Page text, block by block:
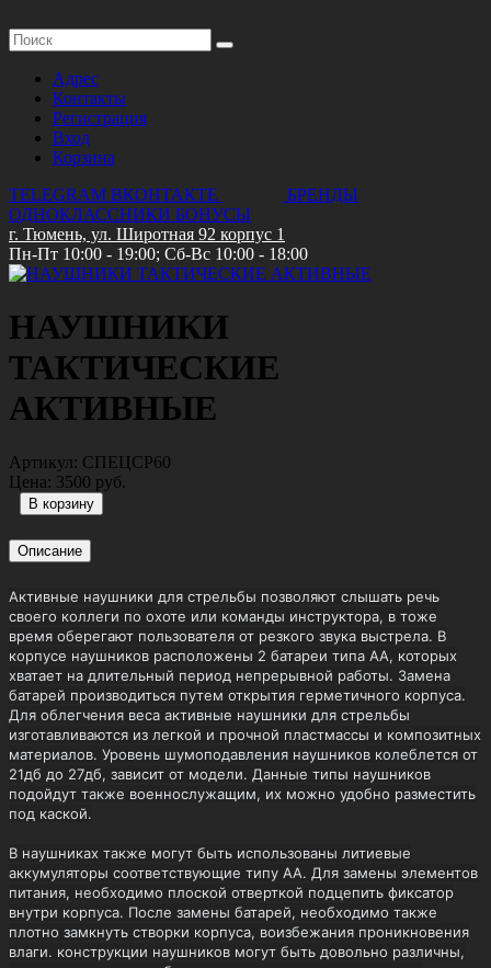
Адрес
Контакты
Регистрация
Вход
Корзина
TELEGRAM ВКОНТАКТЕ
БРЕНДЫ ОДНОКЛАССНИКИ БОНУСЫ
г. Тюмень, ул. Широтная 92 корпус 1
Пн-Пт 10:00 - 19:00; Сб-Вс 10:00 - 18:00